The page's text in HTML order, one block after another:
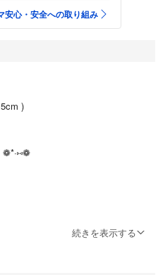
安心・安全への取り組み
)
❁*·⑅❁
続きを表示する